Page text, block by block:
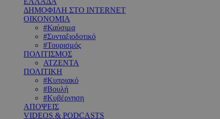
ΔΗΜΟΦΙΛΗ ΣΤΟ INTERNET
ΟΙΚΟΝΟΜΙΑ
#Καύσιμα
#Συνταξιοδοτικό
#Τουρισμός
ΠΟΛΙΤΙΣΜΟΣ
ΑΤΖΕΝΤΑ
ΠΟΛΙΤΙΚΗ
#Κυπριακό
#Βουλή
#Κυβέρνηση
ΑΠΟΨΕΙΣ
VIDEOS & PODCASTS